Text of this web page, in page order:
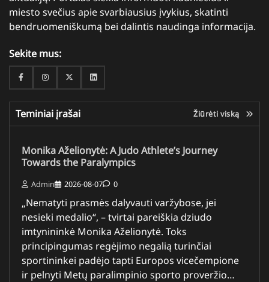
miesto svečius apie svarbiausius įvykius, skatinti
bendruomeniškumą bei dalintis naudinga informacija.
Sekite mus:
FacebookInstagramTwitterLinkedin
Teminiai įrašai Žiūrėti viską
Monika Aželionytė: A Judo Athlete’s Journey
Towards the Paralympics
Admin 2026-08-07 0
„Nematyti prasmės dalyvauti varžybose, jei
nesieki medalio“, – tvirtai pareiškia dziudo
imtynininkė Monika Aželionytė. Toks
principingumas regėjimo negalią turinčiai
sportininkei padėjo tapti Europos vicečempione
ir pelnyti Metų paralimpinio sporto proveržio…